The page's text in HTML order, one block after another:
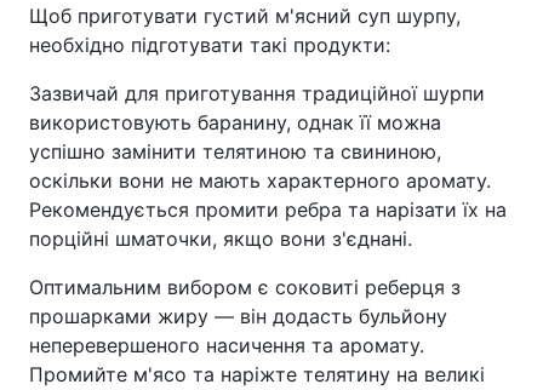
Щоб приготувати густий м'ясний суп шурпу,
необхідно підготувати такі продукти:
Зазвичай для приготування традиційної шурпи
використовують баранину, однак її можна
успішно замінити телятиною та свининою,
оскільки вони не мають характерного аромату.
Рекомендується промити ребра та нарізати їх на
порційні шматочки, якщо вони з'єднані.
Оптимальним вибором є соковиті реберця з
прошарками жиру — він додасть бульйону
неперевершеного насичення та аромату.
Промийте м'ясо та наріжте телятину на великі